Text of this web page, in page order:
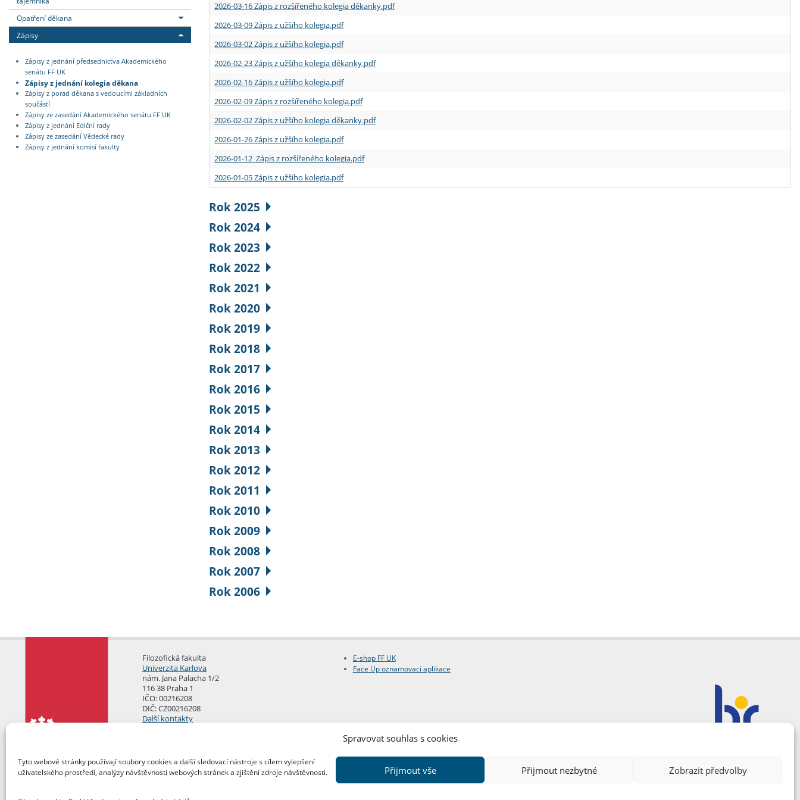
Spravovat souhlas s cookies
Tyto webové stránky používají soubory cookies a další sledovací nástroje s cílem vylepšení
uživatelského prostředí, analýzy návštěvnosti webových stránek a zjištění zdroje návštěvnosti.
Přijmout vše Přijmout nezbytné Zobrazit předvolby
Opatření děkana
Zápisy
Zápisy z jednání předsednictva Akademického
senátu FF UK
Zápisy z jednání kolegia děkana
Zápisy z porad děkana s vedoucími základních
součástí
Zápisy ze zasedání Akademického senátu FF UK
Zápisy z jednání Ediční rady
Zápisy ze zasedání Vědecké rady
Zápisy z jednání komisí fakulty
2026-03-16 Zápis z rozšířeného kolegia děkanky.pdf
2026-03-09 Zápis z užšího kolegia.pdf
2026-03-02 Zápis z užšího kolegia.pdf
2026-02-23 Zápis z užšího kolegia děkanky.pdf
2026-02-16 Zápis z užšího kolegia.pdf
2026-02-09 Zápis z rozšířeného kolegia.pdf
2026-02-02 Zápis z užšího kolegia děkanky.pdf
2026-01-26 Zápis z užšího kolegia.pdf
2026-01-12 Zápis z rozšířeného kolegia.pdf
2026-01-05 Zápis z užšího kolegia.pdf
Rok 2025
Rok 2024
Rok 2023
Rok 2022
Rok 2021
Rok 2020
Rok 2019
Rok 2018
Rok 2017
Rok 2016
Rok 2015
Rok 2014
Rok 2013
Rok 2012
Rok 2011
Rok 2010
Rok 2009
Rok 2008
Rok 2007
Rok 2006
Filozofická fakulta
Univerzita Karlova
nám. Jana Palacha 1/2
116 38 Praha 1
IČO: 00216208
DIČ: CZ00216208
Další kontakty
E-shop FF UK
Face Up oznamovací aplikace